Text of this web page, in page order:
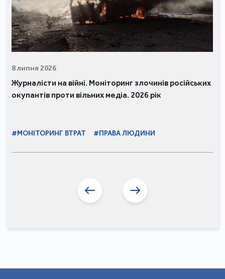
8 липня 2026
Журналісти на війні. Моніторинг злочинів російських
окупантів проти вільних медіа. 2026 рік
#МОНІТОРИНГ ВТРАТ #ПРАВА ЛЮДИНИ